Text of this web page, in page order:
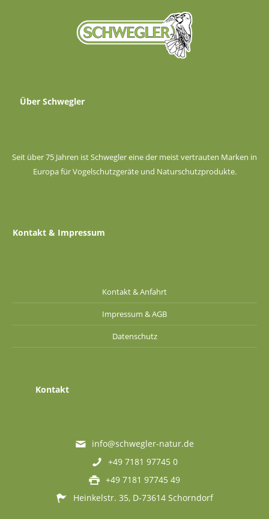
Über Schwegler
Seit über 75 Jahren ist Schwegler eine der meist vertrauten Marken in
Europa für Vogelschutzgeräte und Naturschutzprodukte.
Kontakt & Impressum
Kontakt & Anfahrt
Impressum & AGB
Datenschutz
Kontakt
info@schwegler-natur.de
+49 7181 97745 0
+49 7181 97745 49
Heinkelstr. 35, D-73614 Schorndorf